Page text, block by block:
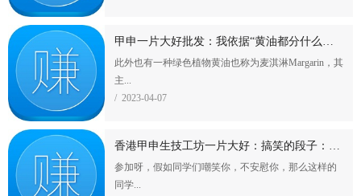
甲申一片大好批发：我依据“黄油都分什么黄油”这种情况共享在蛋糕烘焙领域内的3种分
此外也有一种绿色植物黄油也称为麦淇淋Margarin，其
主...
/ 2023-04-07
香港甲申生技工坊一片大好：搞笑的段子：我丑,又看不见,恶心的是大家!
参加呀，假如同学们嘲笑你，不安慰你，那么这样的
同学...